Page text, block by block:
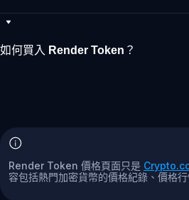
如何買入 Render Token？
Render Token 價格頁面只是
容包括熱門加密貨幣的價格紀錄、價格